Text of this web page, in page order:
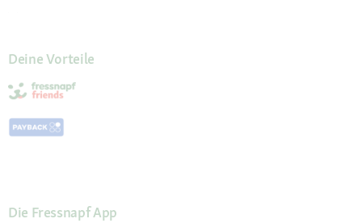
Deine Vorteile
Die Fressnapf App